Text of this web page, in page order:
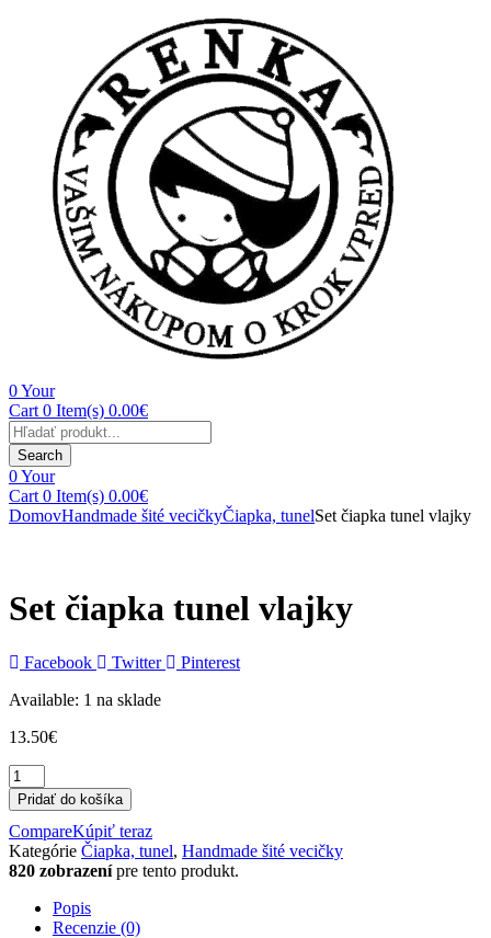
0Your
Cart 0 Item(s) 0.00€
Search
0Your
Cart 0 Item(s) 0.00€
DomovHandmade šité vecičkyČiapka, tunelSet čiapka tunel vlajky
Set čiapka tunel vlajky
Facebook Twitter
Pinterest
Available: 1 na sklade
13.50€
Pridať do košíka
CompareKúpiť teraz
Kategórie Čiapka, tunel, Handmade šité vecičky
820 zobrazenípre tento produkt.
Popis
Recenzie (0)